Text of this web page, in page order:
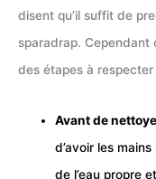
disent qu’il suffit de
sparadrap. Cependant
des étapes à
Avant de
d’avoir les
de l’eau propre